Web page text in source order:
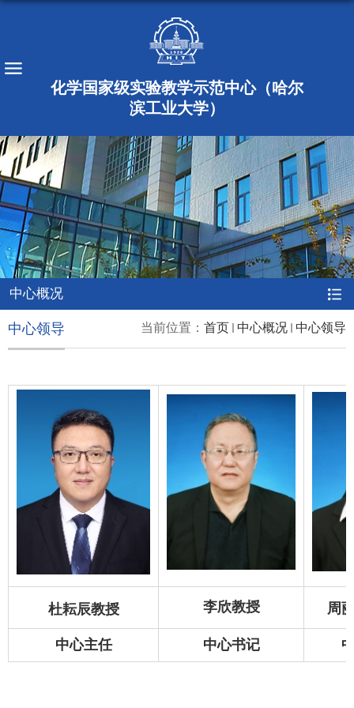
化学国家级实验教学示范中心（哈尔
滨工业大学）
中心概况
当前位置： 首页 中心概况 中心领导
中心领导
杜耘辰教授 李欣教授 周
中心主任 中心书记